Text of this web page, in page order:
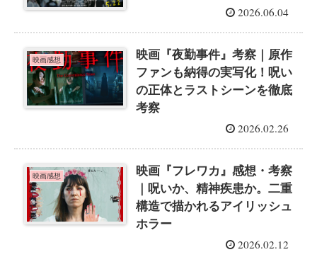
2026.06.04
映画感想
映画『夜勤事件』考察｜原作
ファンも納得の実写化！呪い
の正体とラストシーンを徹底
考察
2026.02.26
映画感想
映画『フレワカ』感想・考察
｜呪いか、精神疾患か。二重
構造で描かれるアイリッシュ
ホラー
2026.02.12